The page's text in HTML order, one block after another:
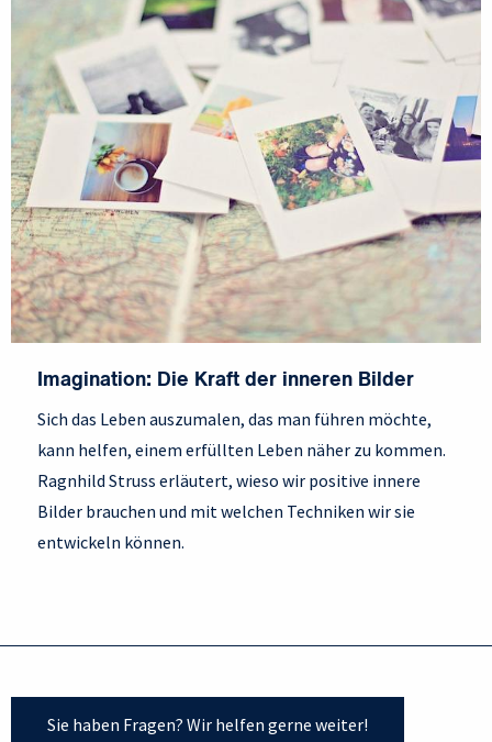
Imagination: Die Kraft der inneren Bilder
Sich das Leben auszumalen, das man führen möchte,
kann helfen, einem erfüllten Leben näher zu kommen.
Ragnhild Struss erläutert, wieso wir positive innere
Bilder brauchen und mit welchen Techniken wir sie
entwickeln können.
Sie haben Fragen? Wir helfen gerne weiter!